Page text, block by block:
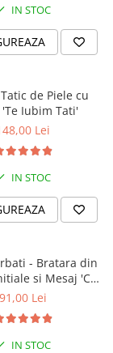
IN STOC
de Piele cu
Mesaj 'Te Iubim Tati'
Lei
IN STOC
- Bratara din
si Mesaj 'Cu
în Lume'
91,00 Lei
IN STOC